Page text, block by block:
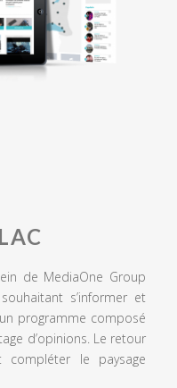
de MediaOne Group
s’informer et
programme composé
d’opinions. Le retour
le paysage